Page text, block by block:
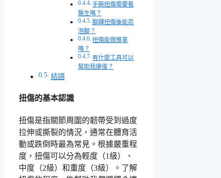
手腕扭傷需要看
醫生嗎？
腳踝扭傷後能否
泡腳？
扭傷能做推拿
嗎？
有什麼工具可以
幫助我康復？
結語
扭傷的基本認識
扭傷是指關節周圍的韌帶受到過度
拉伸或撕裂的情況，通常在體育活
動或跌倒時最為常見。根據嚴重程
度，扭傷可以分為輕度（1級）、
中度（2級）和重度（3級）。了解